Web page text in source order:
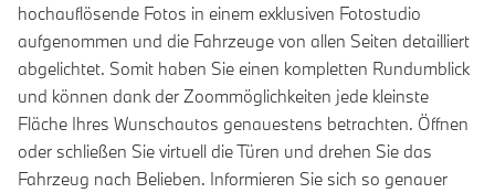
hochauflösende Fotos in einem exklusiven Fotostudio
aufgenommen und die Fahrzeuge von allen Seiten detailliert
abgelichtet. Somit haben Sie einen kompletten Rundumblick
und können dank der Zoommöglichkeiten jede kleinste
Fläche Ihres Wunschautos genauestens betrachten. Öffnen
oder schließen Sie virtuell die Türen und drehen Sie das
Fahrzeug nach Belieben. Informieren Sie sich so genauer